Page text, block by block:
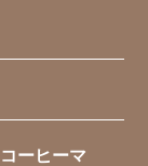
ーヒーマ